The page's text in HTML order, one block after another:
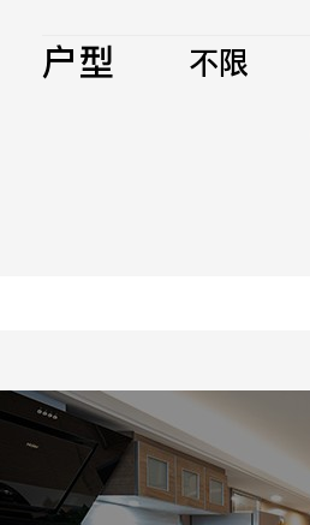
户型 不限